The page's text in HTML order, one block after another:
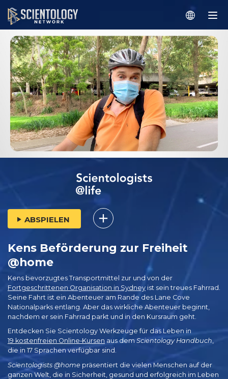
ABSPIELEN
Kens Beförderung zur Freiheit
@home
Kens bevorzugtes Transportmittel zur und von der
Fortgeschrittenen Organisation in Sydney ist sein treues Fahrrad.
Seine Fahrt ist ein Abenteuer am Rande des Lane Cove
Nationalparks entlang. Aber das wirkliche Abenteuer beginnt,
nachdem er sein Fahrrad parkt und in den Kursraum geht.
Entdecken Sie Scientology Werkzeuge für das Leben in
19 kostenfreien Online‑Kursen aus dem Scientology Handbuch,
die in 17 Sprachen verfügbar sind.
Scientologists @home präsentiert die vielen Menschen auf der
ganzen Welt, die in Sicherheit, gesund und erfolgreich im Leben